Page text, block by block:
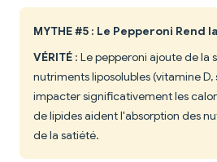
MYTHE #5 : Le Pepperoni Rend
VÉRITÉ : Le pepperoni ajoute de la
nutriments liposolubles (vitamine D,
impacter significativement les
de lipides aident l'absorption des
de la satiété.